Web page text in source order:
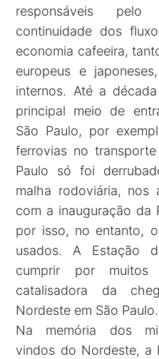
responsáveis
continuidade dos
economia cafeeira,
europeus e
internos. Até a
principal meio de
São Paulo, por
ferrovias no
Paulo só foi
malha rodoviária, nos
com a inauguração da
por isso, no entanto,
usados. A Estação
cumprir por
catalisadora da
Nordeste em São Paulo.
Na memória dos
vindos do Nordeste, a